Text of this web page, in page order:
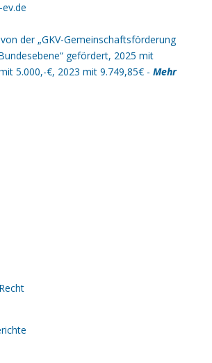
der „GKV-Gemeinschaftsförderung
gefördert, 2025 mit
5.000,-€, 2023 mit 9.749,85€ - Mehr